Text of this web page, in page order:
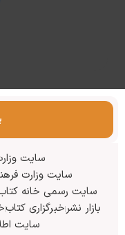
سایت
سایت وزارت
سایت رسمی خانه
بازار نشرخبرگزاری کتاب
سایت